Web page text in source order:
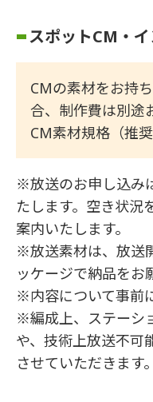
スポットCM・
CMの素材をお持
合、制作費は別途
CM素材規格（推
※放送のお申し込み
たします。空き状況
案内いたします。
※放送素材は、放送
ッケージで納品をお
※内容について事前
※編成上、ステーシ
や、技術上放送不可
させていただきます。